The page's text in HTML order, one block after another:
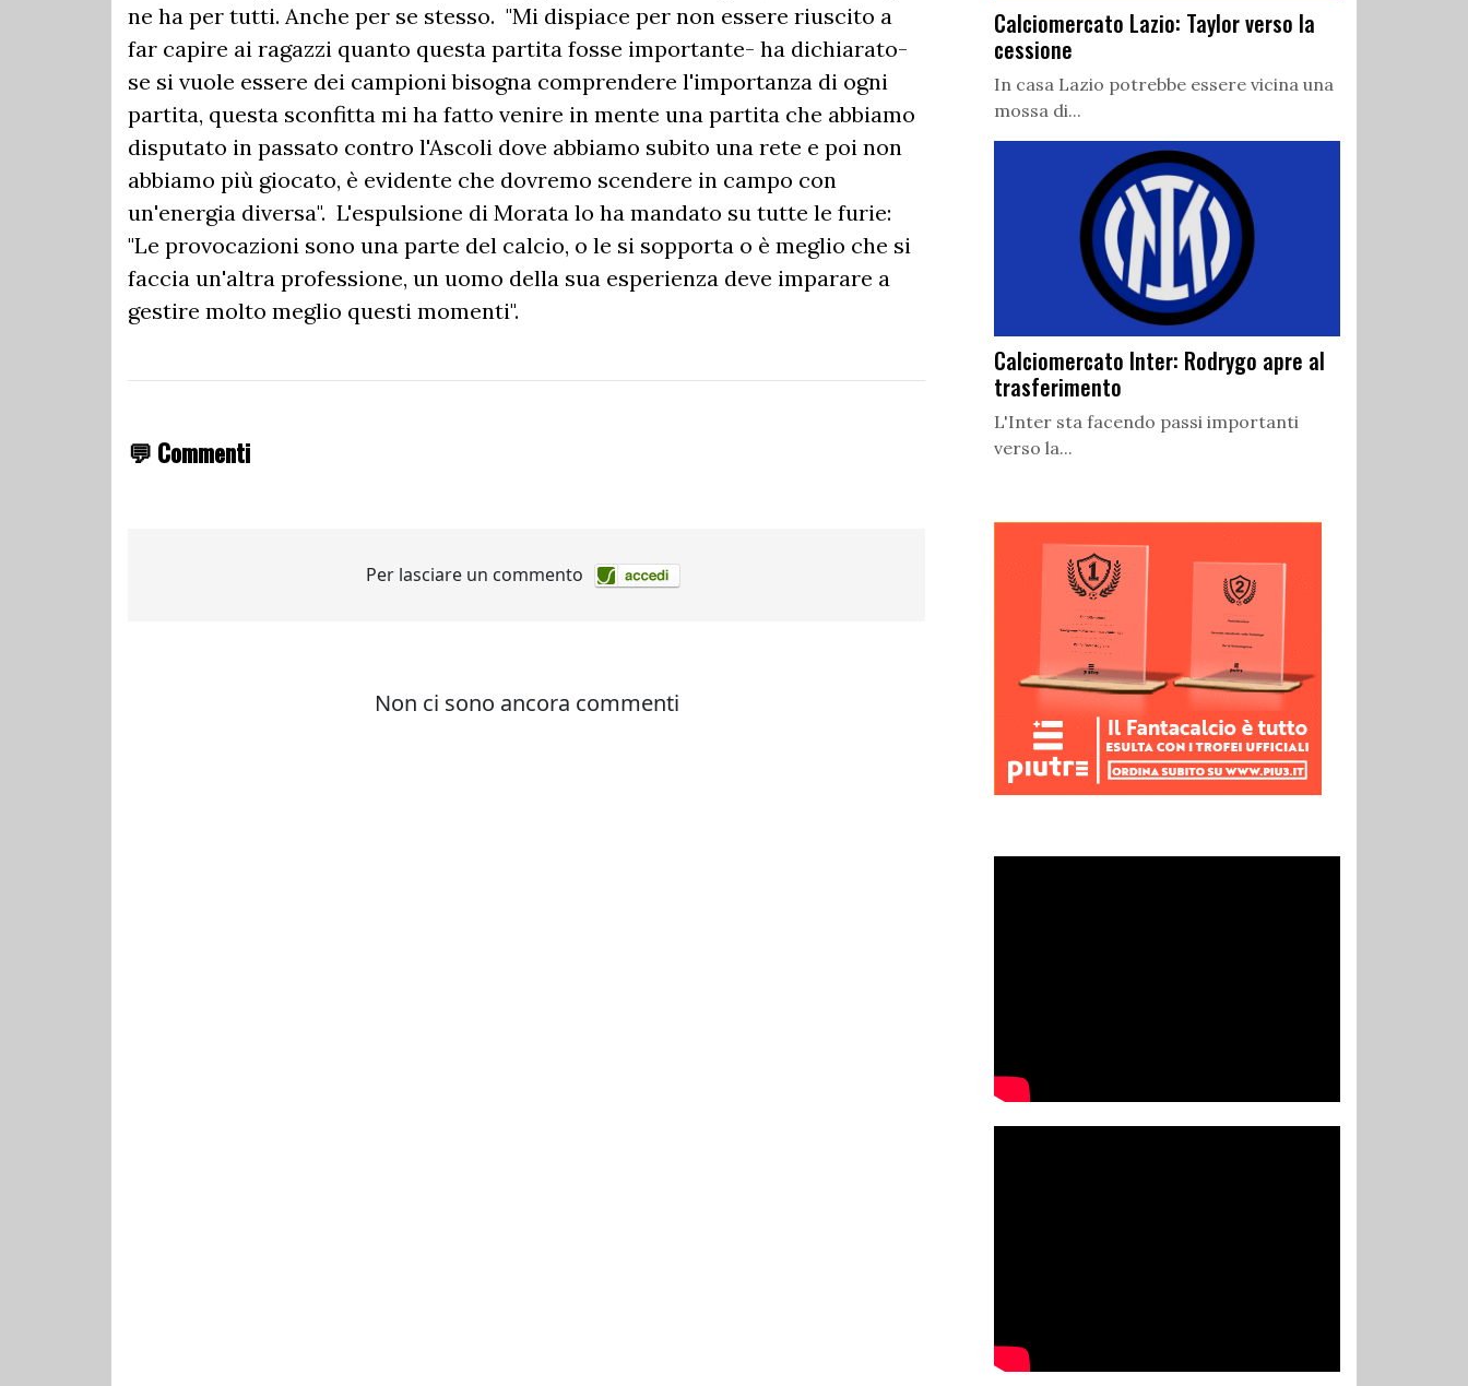
ne ha per tutti. Anche per se stesso. "Mi dispiace per non essere riuscito a
far capire ai ragazzi quanto questa partita fosse importante- ha dichiarato-
se si vuole essere dei campioni bisogna comprendere l'importanza di ogni
partita, questa sconfitta mi ha fatto venire in mente una partita che abbiamo
disputato in passato contro l'Ascoli dove abbiamo subito una rete e poi non
abbiamo più giocato, è evidente che dovremo scendere in campo con
un'energia diversa". L'espulsione di Morata lo ha mandato su tutte le furie:
"Le provocazioni sono una parte del calcio, o le si sopporta o è meglio che si
faccia un'altra professione, un uomo della sua esperienza deve imparare a
gestire molto meglio questi momenti".
💬 Commenti
Calciomercato Lazio: Taylor verso la
cessione
In casa Lazio potrebbe essere vicina una
mossa di...
Calciomercato Inter: Rodrygo apre al
trasferimento
L'Inter sta facendo passi importanti
verso la...